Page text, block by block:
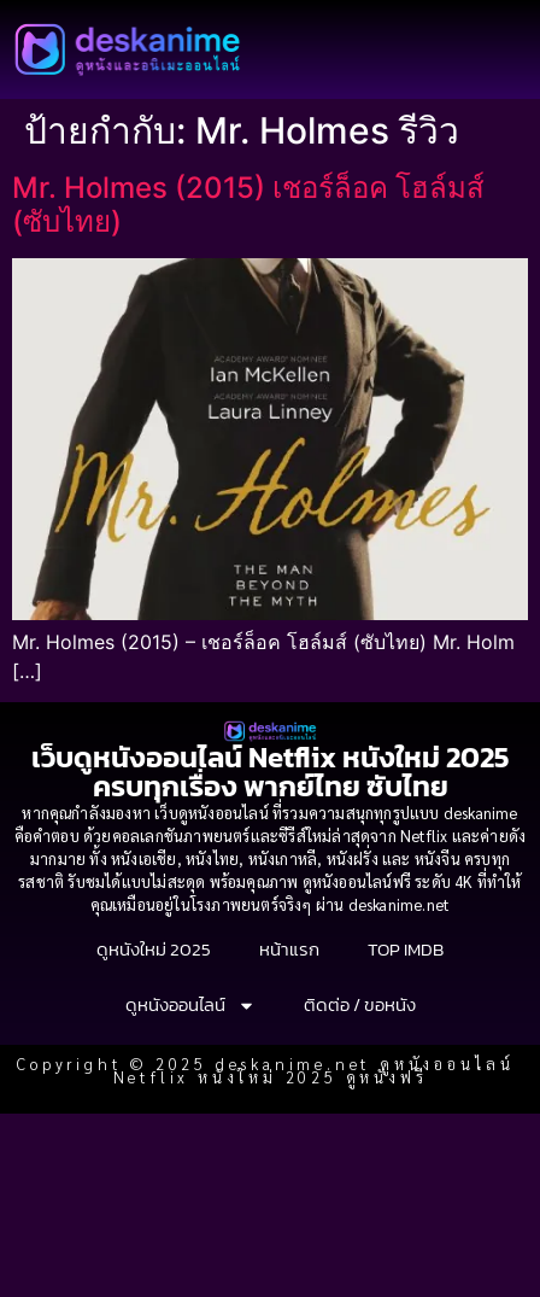
ป้ายกำกับ: Mr. Holmes รีวิว
Mr. Holmes (2015) เชอร์ล็อค โฮล์มส์
(ซับไทย)
Mr. Holmes (2015) – เชอร์ล็อค โฮล์มส์ (ซับไทย) Mr. Holm
[…]
เว็บดูหนังออนไลน์ Netflix หนังใหม่ 2025
ครบทุกเรื่อง พากย์ไทย ซับไทย
หากคุณกำลังมองหา เว็บดูหนังออนไลน์ ที่รวมความสนุกทุกรูปแบบ deskanime
คือคำตอบ ด้วยคอลเลกชันภาพยนตร์และซีรีส์ใหม่ล่าสุดจาก Netflix และค่ายดัง
มากมาย ทั้ง หนังเอเชีย, หนังไทย, หนังเกาหลี, หนังฝรั่ง และ หนังจีน ครบทุก
รสชาติ รับชมได้แบบไม่สะดุด พร้อมคุณภาพ ดูหนังออนไลน์ฟรี ระดับ 4K ที่ทำให้
คุณเหมือนอยู่ในโรงภาพยนตร์จริงๆ ผ่าน deskanime.net
ดูหนังใหม่ 2025 หน้าแรก
TOP IMDB
ดูหนังออนไลน์
ติดต่อ / ขอหนัง
Copyright © 2025 deskanime.net ดูหนังออนไลน์
Netflix หนังใหม่ 2025 ดูหนังฟรี